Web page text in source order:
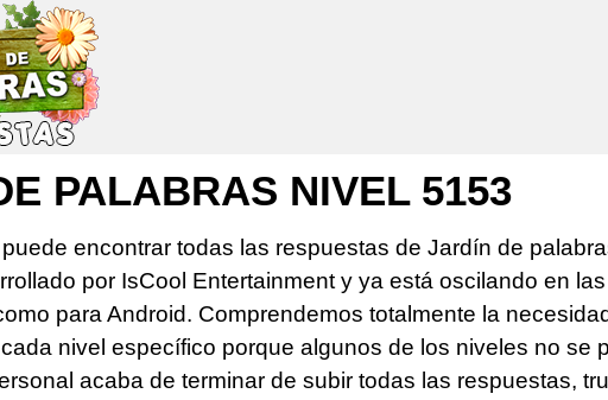
PALABRAS NIVEL 5153
encontrar todas las respuestas de Jardín de
por IsCool Entertainment y ya está oscilando en
para Android. Comprendemos totalmente la
nivel específico porque algunos de los niveles no se
acaba de terminar de subir todas las respuestas,